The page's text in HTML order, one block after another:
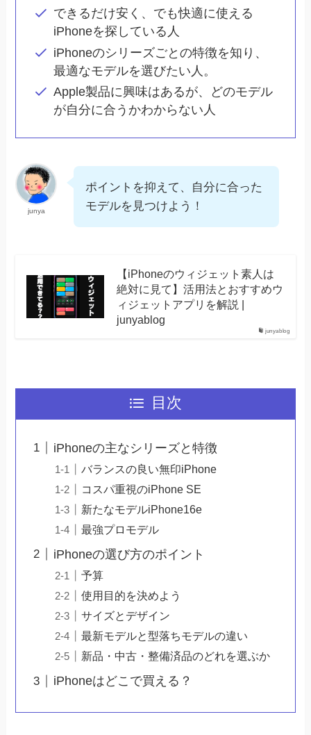
できるだけ安く、でも快適に使える
iPhoneを探している人
iPhoneのシリーズごとの特徴を知り、
最適なモデルを選びたい人。
Apple製品に興味はあるが、どのモデル
が自分に合うかわからない人
junya
ポイントを抑えて、自分に合った
モデルを見つけよう！
junyablog
【iPhoneのウィジェット素人は
絶対に見て】活用法とおすすめウ
ィジェットアプリを解説 |
junyablog
目次
iPhoneの主なシリーズと特徴
バランスの良い無印iPhone
コスパ重視のiPhone SE
新たなモデルiPhone16e
最強プロモデル
iPhoneの選び方のポイント
予算
使用目的を決めよう
サイズとデザイン
最新モデルと型落ちモデルの違い
新品・中古・整備済品のどれを選ぶか
iPhoneはどこで買える？